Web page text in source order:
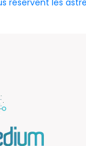
réservent les